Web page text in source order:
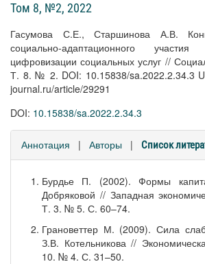
Том 8, №2, 2022
Гасумова С.Е., Старшинова А.В.
социально-адаптационного
цифровизации социальных услуг //
Т. 8. № 2. DOI: 10.15838/sa.2022.2.34.3
journal.ru/article/29291
DOI: 10.15838/sa.2022.2.34.3
Аннотация | Авторы | Список
Бурдье П. (2002). Формы
Добряковой // Западная
Т. 3. № 5. С. 60–74.
Грановеттер М. (2009). Сила
З.В. Котельникова //
10. № 4. С. 31–50.